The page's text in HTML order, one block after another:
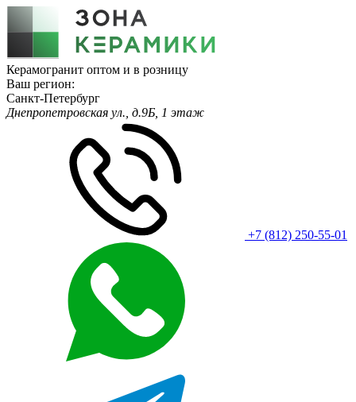
Керамогранит оптом и в розницу
Ваш регион:
Санкт-Петербург
Днепропетровская ул., д.9Б, 1 этаж
+7 (812) 250-55-01